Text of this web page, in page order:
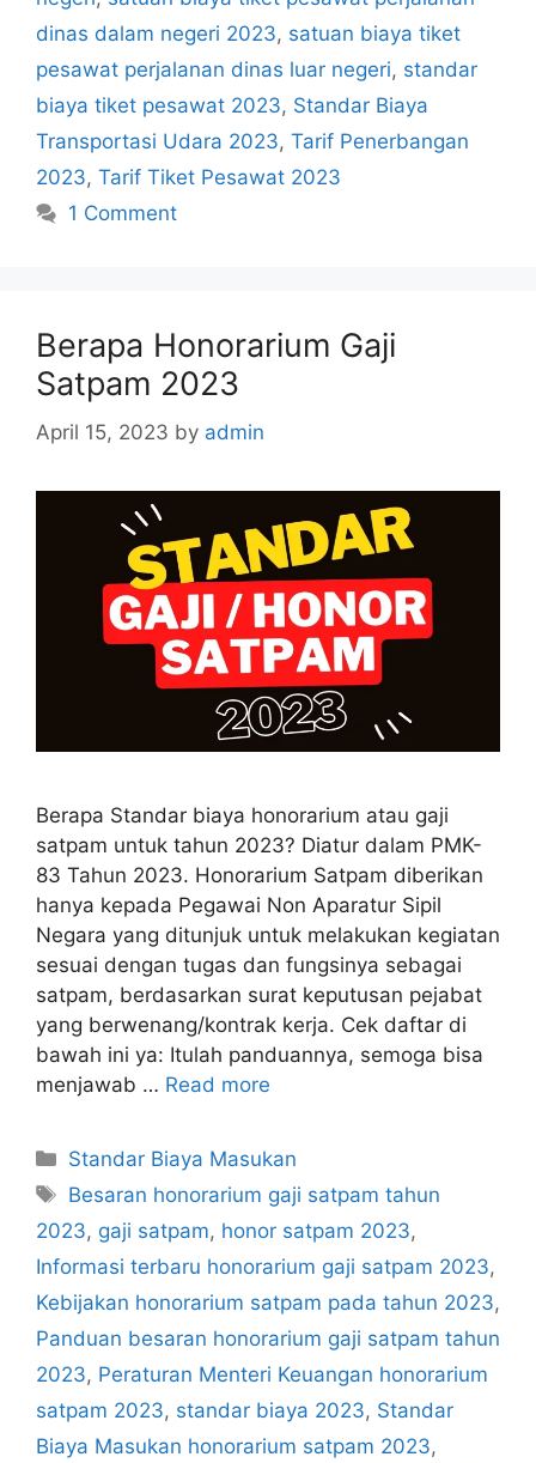
dinas dalam negeri 2023, satuan biaya tiket
pesawat perjalanan dinas luar negeri, standar
biaya tiket pesawat 2023, Standar Biaya
Transportasi Udara 2023, Tarif Penerbangan
2023, Tarif Tiket Pesawat 2023
1 Comment
Berapa Honorarium Gaji
Satpam 2023
April 15, 2023 by admin
Berapa Standar biaya honorarium atau gaji
satpam untuk tahun 2023? Diatur dalam PMK-
83 Tahun 2023. Honorarium Satpam diberikan
hanya kepada Pegawai Non Aparatur Sipil
Negara yang ditunjuk untuk melakukan kegiatan
sesuai dengan tugas dan fungsinya sebagai
satpam, berdasarkan surat keputusan pejabat
yang berwenang/kontrak kerja. Cek daftar di
bawah ini ya: Itulah panduannya, semoga bisa
menjawab … Read more
Categories
Standar Biaya Masukan
Tags
Besaran honorarium gaji satpam tahun
2023, gaji satpam, honor satpam 2023,
Informasi terbaru honorarium gaji satpam 2023,
Kebijakan honorarium satpam pada tahun 2023,
Panduan besaran honorarium gaji satpam tahun
2023, Peraturan Menteri Keuangan honorarium
satpam 2023, standar biaya 2023, Standar
Biaya Masukan honorarium satpam 2023,